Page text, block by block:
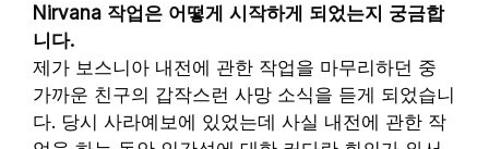
Nirvana 작업은 어떻게 시작하게 되었는지 궁금합
니다.
제가 보스니아 내전에 관한 작업을 마무리하던 중
가까운 친구의 갑작스런 사망 소식을 듣게 되었습니
다. 당시 사라예보에 있었는데 사실 내전에 관한 작